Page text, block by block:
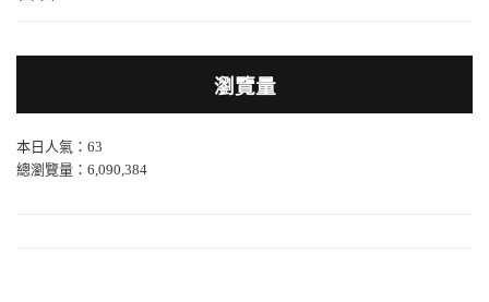
瀏覽量
本日人氣：63
總瀏覽量：6,090,384